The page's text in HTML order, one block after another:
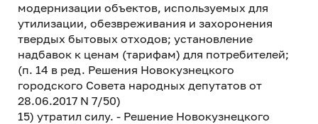
модернизации объектов, используемых для
утилизации, обезвреживания и захоронения
твердых бытовых отходов; установление
надбавок к ценам (тарифам) для потребителей;
(п. 14 в ред. Решения Новокузнецкого
городского Совета народных депутатов от
28.06.2017 N 7/50)
15) утратил силу. - Решение Новокузнецкого